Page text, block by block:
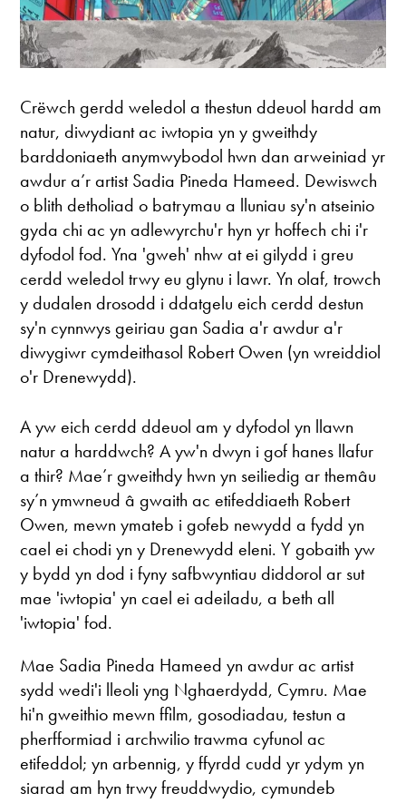
Crëwch gerdd weledol a thestun ddeuol hardd am
natur, diwydiant ac iwtopia yn y gweithdy
barddoniaeth anymwybodol hwn dan arweiniad yr
awdur a’r artist Sadia Pineda Hameed. Dewiswch
o blith detholiad o batrymau a lluniau sy'n atseinio
gyda chi ac yn adlewyrchu'r hyn yr hoffech chi i'r
dyfodol fod. Yna 'gweh' nhw at ei gilydd i greu
cerdd weledol trwy eu glynu i lawr. Yn olaf, trowch
y dudalen drosodd i ddatgelu eich cerdd destun
sy'n cynnwys geiriau gan Sadia a'r awdur a'r
diwygiwr cymdeithasol Robert Owen (yn wreiddiol
o'r Drenewydd).
A yw eich cerdd ddeuol am y dyfodol yn llawn
natur a harddwch? A yw'n dwyn i gof hanes llafur
a thir? Mae’r gweithdy hwn yn seiliedig ar themâu
sy’n ymwneud â gwaith ac etifeddiaeth Robert
Owen, mewn ymateb i gofeb newydd a fydd yn
cael ei chodi yn y Drenewydd eleni. Y gobaith yw
y bydd yn dod i fyny safbwyntiau diddorol ar sut
mae 'iwtopia' yn cael ei adeiladu, a beth all
'iwtopia' fod.
Mae Sadia Pineda Hameed yn awdur ac artist
sydd wedi'i lleoli yng Nghaerdydd, Cymru. Mae
hi'n gweithio mewn ffilm, gosodiadau, testun a
pherfformiad i archwilio trawma cyfunol ac
etifeddol; yn arbennig, y ffyrdd cudd yr ydym yn
siarad am hyn trwy freuddwydio, cymundeb